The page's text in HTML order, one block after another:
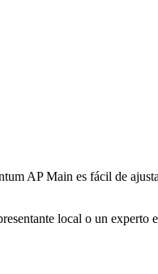
AP Main es fácil de
local o un experto